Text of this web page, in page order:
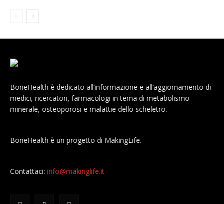
BoneHealth è dedicato all’informazione e all’aggiornamento di
medici, ricercatori, farmacologi in tema di metabolismo
minerale, osteoporosi e malattie dello scheletro.
BoneHealth è un progetto di MakingLife.
Contattaci: info@makinglife.it